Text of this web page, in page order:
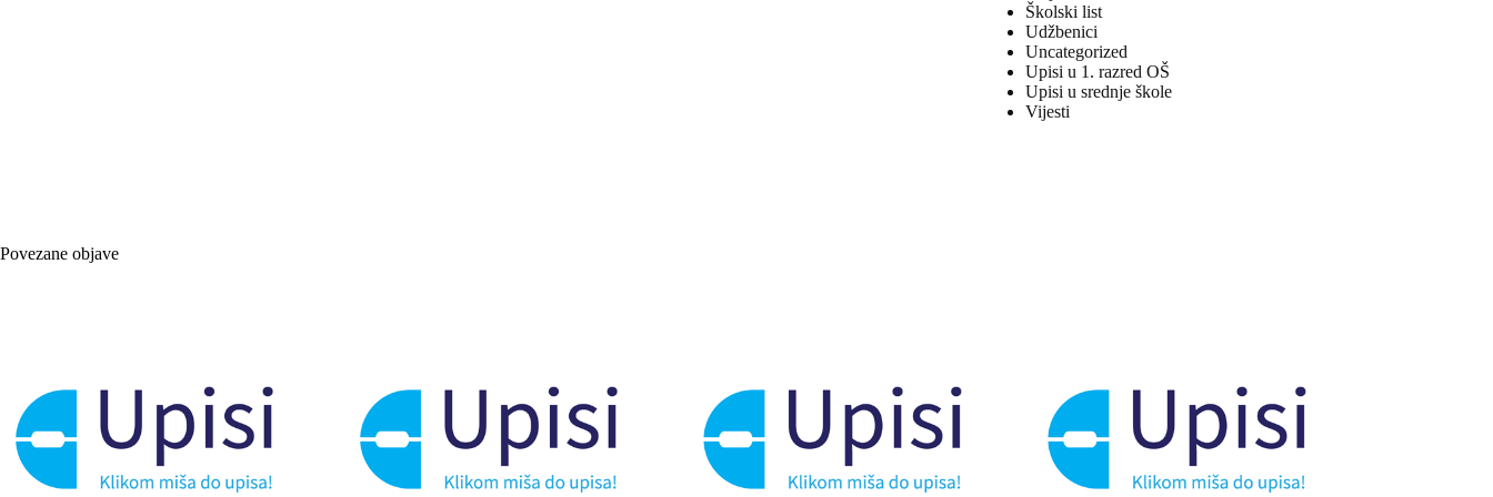
Školski list
Udžbenici
Uncategorized
Upisi u 1. razred OŠ
Upisi u srednje škole
Vijesti
Povezane objave